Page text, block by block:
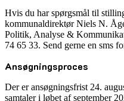
Hvis du har spørgsmål til
kommunaldirektør Niels N.
Politik, Analyse &
74 65 33. Send gerne en sms
Ansøgningsproces
Der er ansøgningsfrist 24.
samtaler i løbet af september